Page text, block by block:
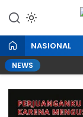
konten
NASIONAL
NEWS
Kelas